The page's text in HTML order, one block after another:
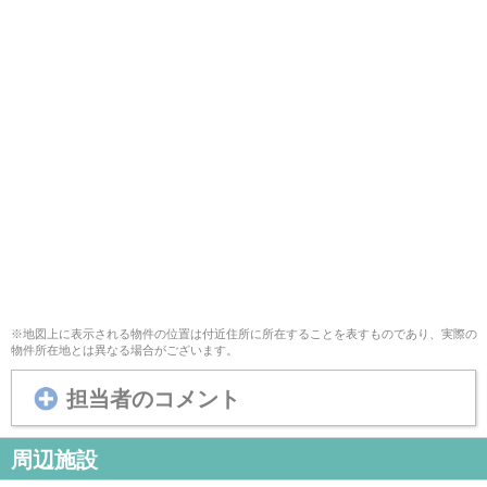
※地図上に表示される物件の位置は付近住所に所在することを表すものであり、実際の
物件所在地とは異なる場合がございます。
担当者のコメント
周辺施設